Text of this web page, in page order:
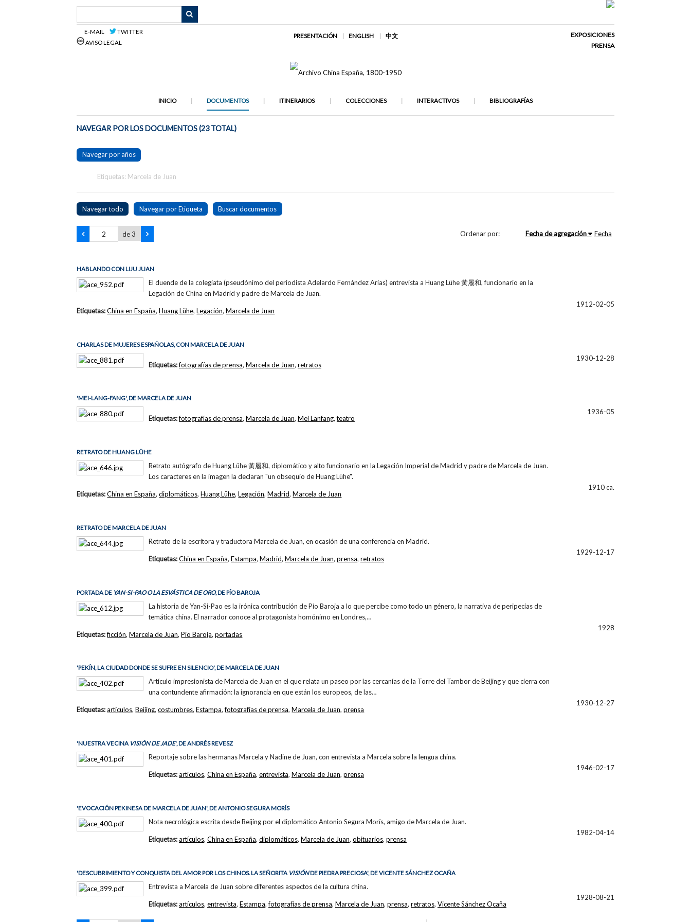
E-MAIL
TWITTER
AVISO LEGAL
PRESENTACIÓN ENGLISH 中文
EXPOSICIONES
PRENSA
INICIO DOCUMENTOS ITINERARIOS COLECCIONES INTERACTIVOS BIBLIOGRAFÍAS
NAVEGAR POR LOS DOCUMENTOS (23 TOTAL)
Navegar por años
Etiquetas: Marcela de Juan
Navegar todo Navegar por Etiqueta Buscar documentos
de 3 Ordenar por: Fecha de agregación Fecha
HABLANDO CON LIJU JUAN
El duende de la colegiata (pseudónimo del periodista Adelardo Fernández Arias) entrevista a Huang Lühe 黃履和, funcionario en la
Legación de China en Madrid y padre de Marcela de Juan.
1912-02-05
Etiquetas:China en España,Huang Lühe,Legación,Marcela de Juan
CHARLAS DE MUJERES ESPAÑOLAS, CON MARCELA DE JUAN
1930-12-28
Etiquetas:fotografías de prensa, Marcela de Juan, retratos
'MEI-LANG-FANG', DE MARCELA DE JUAN
1936-05
Etiquetas:fotografías de prensa, Marcela de Juan, Mei Lanfang,teatro
RETRATO DE HUANG LÜHE
Retrato autógrafo de Huang Lühe 黃履和, diplomático y alto funcionario en la Legación Imperial de Madrid y padre de Marcela de Juan.
Los caracteres en la imagen la declaran "un obsequio de Huang Lühe".
1910 ca.
Etiquetas:China en España,diplomáticos,Huang Lühe,Legación,Madrid,Marcela de Juan
RETRATO DE MARCELA DE JUAN
Retrato de la escritora y traductora Marcela de Juan, en ocasión de una conferencia en Madrid.
1929-12-17
Etiquetas:China en España, Estampa, Madrid, Marcela de Juan, prensa, retratos
PORTADA DE YAN-SI-PAO O LA ESVÁSTICA DE ORO, DE PÍO BAROJA
La historia de Yan-Si-Pao es la irónica contribución de Pío Baroja a lo que percibe como todo un género, la narrativa de peripecias de
temática china. El narrador conoce al protagonista homónimo en Londres,…
1928
Etiquetas:ficción,Marcela de Juan,Pío Baroja,portadas
'PEKÍN, LA CIUDAD DONDE SE SUFRE EN SILENCIO', DE MARCELA DE JUAN
Artículo impresionista de Marcela de Juan en el que relata un paseo por las cercanías de la Torre del Tambor de Beijing y que cierra con
una contundente afirmación: la ignorancia en que están los europeos, de las…
1930-12-27
Etiquetas:artículos,Beijing,costumbres,Estampa,fotografías de prensa,Marcela de Juan,prensa
'NUESTRA VECINA VISIÓN DE JADE', DE ANDRÉS REVESZ
Reportaje sobre las hermanas Marcela y Nadine de Juan, con entrevista a Marcela sobre la lengua china.
1946-02-17
Etiquetas:artículos, China en España, entrevista, Marcela de Juan, prensa
'EVOCACIÓN PEKINESA DE MARCELA DE JUAN', DE ANTONIO SEGURA MORÍS
Nota necrológica escrita desde Beijing por el diplomático Antonio Segura Morís, amigo de Marcela de Juan.
1982-04-14
Etiquetas:artículos, China en España, diplomáticos, Marcela de Juan, obituarios, prensa
'DESCUBRIMIENTO Y CONQUISTA DEL AMOR POR LOS CHINOS. LA SEÑORITA VISIÓNDE PIEDRA PRECIOSA', DE VICENTE SÁNCHEZ OCAÑA
Entrevista a Marcela de Juan sobre diferentes aspectos de la cultura china.
1928-08-21
Etiquetas:artículos, entrevista, Estampa,fotografías de prensa, Marcela de Juan, prensa, retratos, Vicente Sánchez Ocaña